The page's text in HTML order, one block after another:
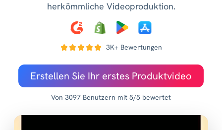
herkömmliche Videoproduktion.
3K+ Bewertungen
Erstellen Sie Ihr erstes Produktvideo
Von 3097 Benutzern mit 5/5 bewertet